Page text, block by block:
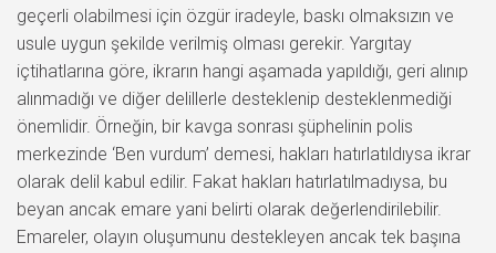
geçerli olabilmesi için özgür iradeyle, baskı olmaksızın ve
usule uygun şekilde verilmiş olması gerekir. Yargıtay
içtihatlarına göre, ikrarın hangi aşamada yapıldığı, geri alınıp
alınmadığı ve diğer delillerle desteklenip desteklenmediği
önemlidir. Örneğin, bir kavga sonrası şüphelinin polis
merkezinde ‘Ben vurdum’ demesi, hakları hatırlatıldıysa ikrar
olarak delil kabul edilir. Fakat hakları hatırlatılmadıysa, bu
beyan ancak emare yani belirti olarak değerlendirilebilir.
Emareler, olayın oluşumunu destekleyen ancak tek başına